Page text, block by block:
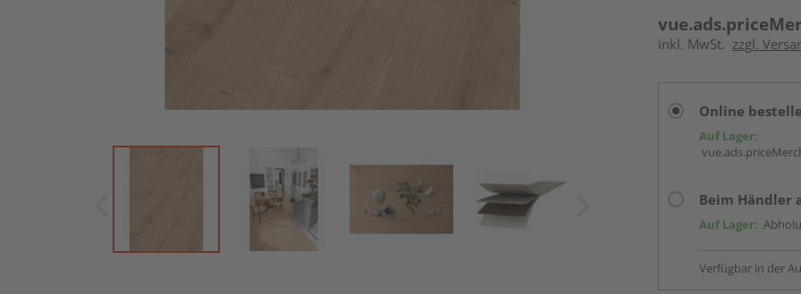
inkl. MwSt. zzgl.
Online
Auf Lager:
Beim Händler
Auf Lager:
Verfügbar in der